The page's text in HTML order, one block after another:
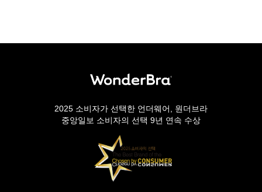
2025 소비자가 선택한 언더웨어, 원더브라
중앙일보 소비자의 선택 9년 연속 수상